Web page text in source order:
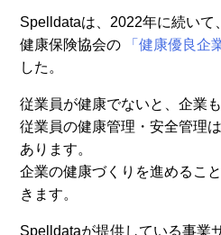
Spelldataは、2022年に続いて
健康保険協会の
「健康優良企
した。
従業員が健康でないと、企業
従業員の健康管理・安全管理
あります。
企業の健康づくりを進めるこ
きます。
Spelldataが提供している事業